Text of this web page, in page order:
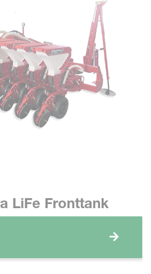
LiFe Fronttank